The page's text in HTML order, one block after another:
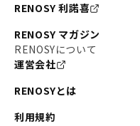
RENOSY 利諾喜
RENOSY マガジン
RENOSYについて
運営会社
RENOSYとは
利用規約